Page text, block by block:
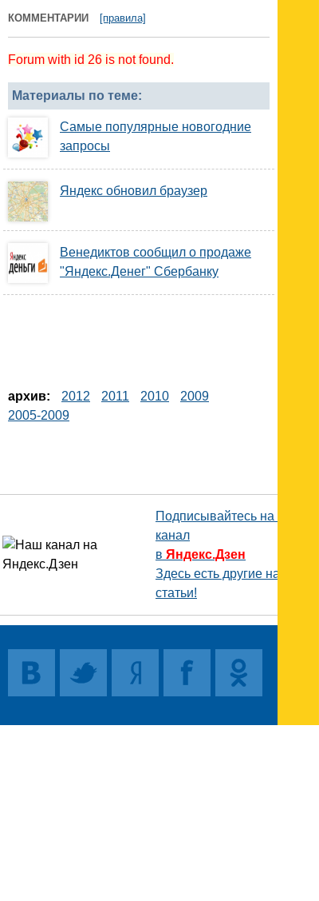
КОММЕНТАРИИ [правила]
Forum with id 26 is not found.
Материалы по теме:
Самые популярные новогодние
запросы
Яндекс обновил браузер
Венедиктов сообщил о продаже
"Яндекс.Денег" Сбербанку
архив: 2012 2011 2010
2009
2005-2009
Подписывайтесь на наш
канал
в Яндекс.Дзен
Здесь есть другие наши
статьи!